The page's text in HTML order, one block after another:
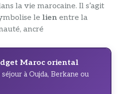
la vie marocaine. Il s’agit
le lien entre la
ancré
Maroc oriental
à Oujda, Berkane ou